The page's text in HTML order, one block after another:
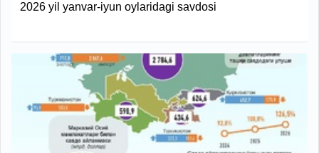
2026 yil yanvar-iyun oylaridagi savdosi